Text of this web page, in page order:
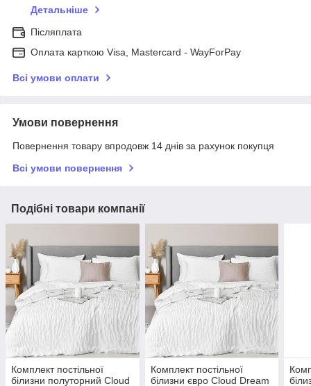
Детальніше
Післяплата
Оплата карткою Visa, Mastercard - WayForPay
Всі умови оплати
Умови повернення
Повернення товару впродовж 14 днів за рахунок покупця
Всі умови повернення
Подібні товари компанії
Комплект постільної
білизни полуторний Cloud
Комплект постільної
білизни євро Cloud Dream